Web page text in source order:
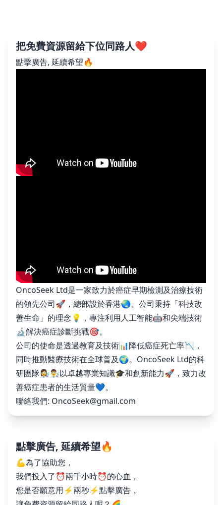
把免費資源留給下位同路人❤️
點擊廣告, 延續希望🔥
OncoSeek Ltd是一家致力於癌症早期檢測及治療技術
的領先公司🚀，總部設於香港🌏。公司秉持「科技改
善生命」的理念💡，專注利用人工智能🤖和尖端技術
🔬解決癌症診斷挑戰🎯。
公司的使命是透過教育及技術📊降低癌症死亡率📉，
同時推動醫療技術在全球普及🌍。OncoSeek Ltd的科
研團隊👩‍🔬👨‍🔬以卓越專業知識🎓和創新能力🚀，致力改
善癌症患者的生活質量💙。
聯絡我們: OncoSeek@gmail.com
點擊廣告, 延續希望🔥
💪為了協助您，
我們投入了⏰兩千小時⏰的心血，
您是否願意用⚡️兩秒⚡️點擊廣告，